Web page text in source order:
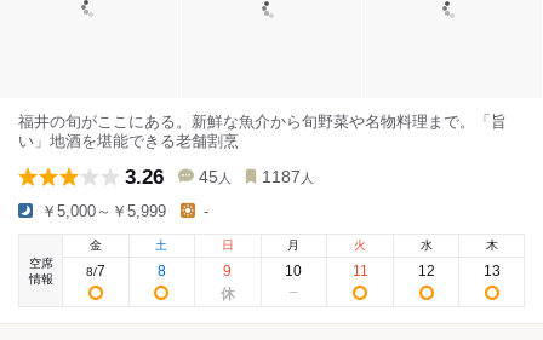
福井の旬がここにある。新鮮な魚介から旬野菜や名物料理まで。「旨
い」地酒を堪能できる老舗割烹
3.26 45 人 1187 人
￥5,000～￥5,999 -
空席
情報
金
8/7
土
8
日
9
月
10
火
11
水
12
木
13